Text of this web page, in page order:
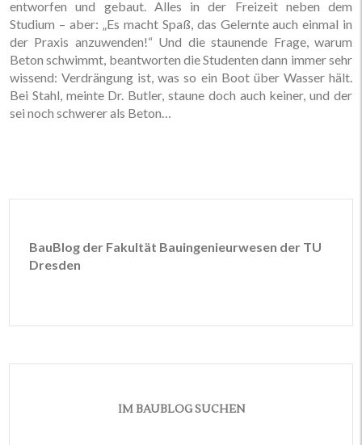
entworfen und gebaut. Alles in der Freizeit neben dem
Studium – aber: „Es macht Spaß, das Gelernte auch einmal in
der Praxis anzuwenden!“ Und die staunende Frage, warum
Beton schwimmt, beantworten die Studenten dann immer sehr
wissend: Verdrängung ist, was so ein Boot über Wasser hält.
Bei Stahl, meinte Dr. Butler, staune doch auch keiner, und der
sei noch schwerer als Beton…
BauBlog der Fakultät Bauingenieurwesen der TU
Dresden
IM BAUBLOG SUCHEN